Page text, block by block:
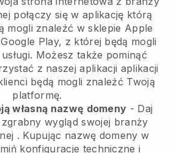
połączy się w aplikację którą
mogli znaleźć w sklepie Apple
Play, z której będą mogli
Możesz także pominąć
z naszej aplikacji aplikacji
będą mogli znaleźć Twoją
platformę.
własną nazwę domeny - Daj
wygląd swojej branży
. Kupując nazwę domeny w
konfiguracje techniczne i